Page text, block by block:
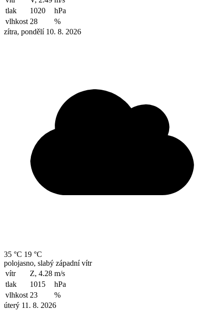
tlak
1020
hPa
vlhkost 28
%
zítra, pondělí 10. 8. 2026
35 °C 19 °C
polojasno, slabý západní vítr
vítr
Z, 4.28 m/s
tlak
1015
hPa
vlhkost 23
%
úterý 11. 8. 2026